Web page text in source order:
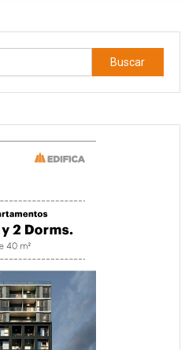
Buscar: